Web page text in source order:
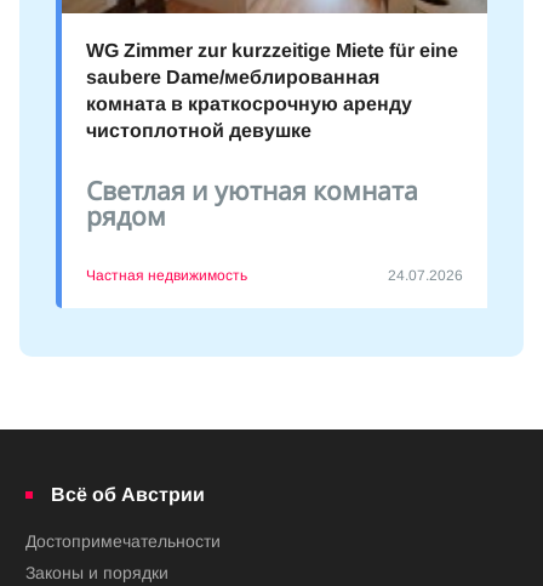
WG Zimmer zur kurzzeitige Miete für eine
saubere Dame/меблированная
комната в краткосрочную аренду
чистоплотной девушке
Светлая и уютная комната
рядом
Частная недвижимость 24.07.2026
Всё об Австрии
Достопримечательности
Законы и порядки